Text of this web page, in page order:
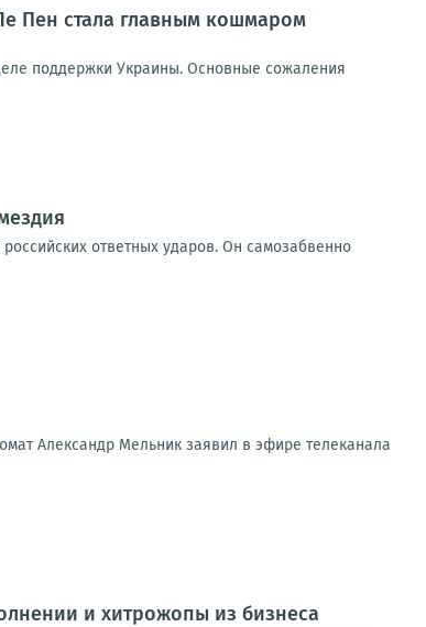
Пен стала главным кошмаром
поддержки Украины. Основные сожаления
ответных ударов. Он самозабвенно
Александр Мельник заявил в эфире телеканала
и хитрожопы из бизнеса